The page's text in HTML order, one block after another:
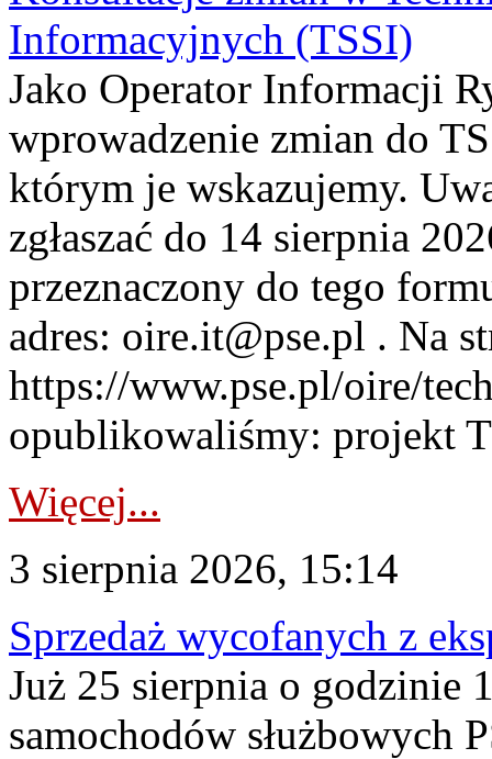
Informacyjnych (TSSI)
Jako Operator Informacji
wprowadzenie zmian do
którym je wskazujemy.
zgłaszać do 14 sierpnia
przeznaczony do tego
adres: oire.it@pse.pl . Na
https://www.pse.pl/oire/
opublikowaliśmy: projekt
Więcej...
3 sierpnia 2026, 15:14
Sprzedaż wycofanych z
Już 25 sierpnia o godzinie
samochodów służbowych